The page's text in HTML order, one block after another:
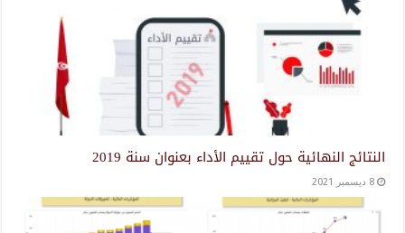
النتائج النهائية حول تقييم الأداء بعنوان سنة 2019
8 ديسمبر 2021